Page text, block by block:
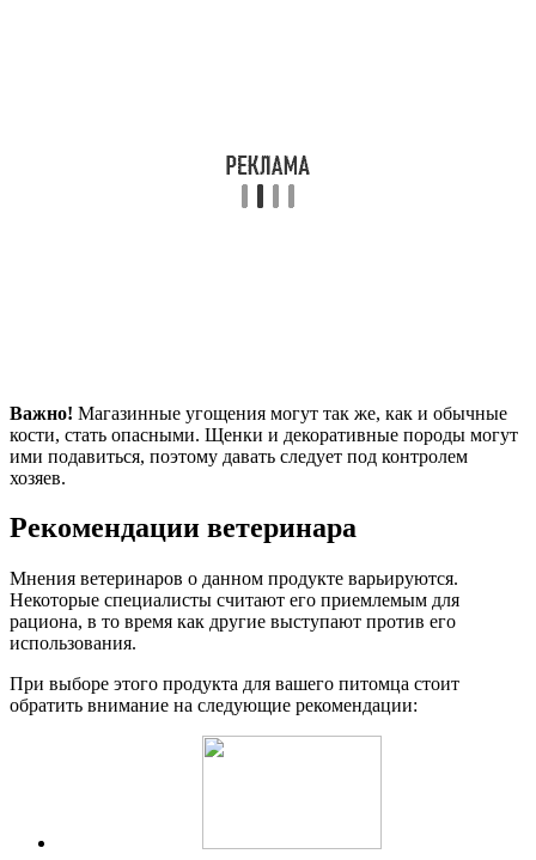
Важно! Магазинные угощения могут так же, как и обычные
кости, стать опасными. Щенки и декоративные породы могут
ими подавиться, поэтому давать следует под контролем
хозяев.
Рекомендации ветеринара
Мнения ветеринаров о данном продукте варьируются.
Некоторые специалисты считают его приемлемым для
рациона, в то время как другие выступают против его
использования.
При выборе этого продукта для вашего питомца стоит
обратить внимание на следующие рекомендации: